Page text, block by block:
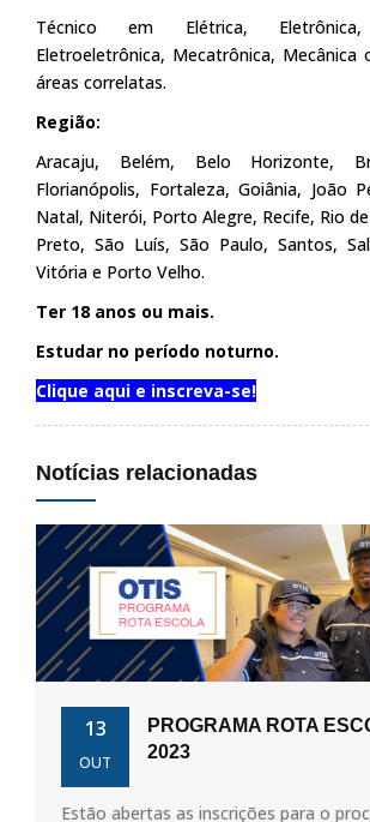
Técnico em Elétrica, Eletrônica,
Eletroeletrônica, Mecatrônica, Mecânica
áreas correlatas.
Região:
Aracaju, Belém, Belo Horizonte,
Florianópolis, Fortaleza, Goiânia, João
Natal, Niterói, Porto Alegre, Recife, Rio de
Preto, São Luís, São Paulo, Santos,
Vitória e Porto Velho.
Ter 18 anos ou mais.
Estudar no período noturno.
Clique aqui e inscreva-se!
Notícias relacionadas
13
OUT
PROGRAMA ROTA
2023
Estão abertas as inscrições para o